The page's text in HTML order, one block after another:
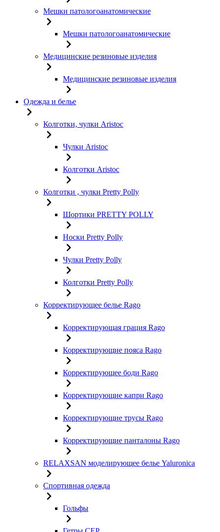
Мешки патологоанатомические
Мешки патологоанатомические
Медицинские резиновые изделия
Медицинские резиновые изделия
Одежда и белье
Колготки, чулки Aristoc
Чулки Aristoc
Колготки Aristoc
Колготки , чулки Pretty Polly
Шортики PRETTY POLLY
Носки Pretty Polly
Чулки Pretty Polly
Колготки Pretty Polly
Корректирующее белье Rago
Корректирующая грация Rago
Корректирующие пояса Rago
Корректирующее боди Rago
Корректирующие капри Rago
Корректирующие трусы Rago
Корректирующие панталоны Rago
RELAXSAN моделирующее белье Yaluroniсa
Спортивная одежда
Гольфы